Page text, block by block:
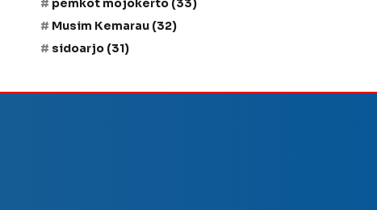
pemkot mojokerto (33)
Musim Kemarau (32)
sidoarjo (31)